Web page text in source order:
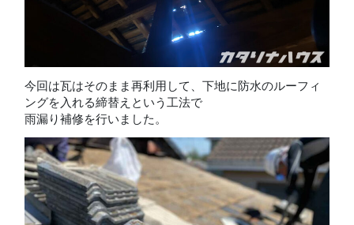
今回は瓦はそのまま再利用して、下地に防水のルーフィ
ングを入れる締替えという工法で
雨漏り補修を行いました。